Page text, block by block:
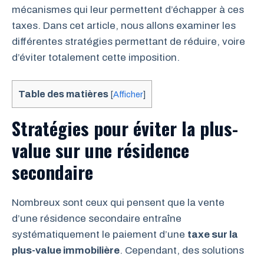
mécanismes qui leur permettent d’échapper à ces
taxes. Dans cet article, nous allons examiner les
différentes stratégies permettant de réduire, voire
d’éviter totalement cette imposition.
Table des matières [Afficher]
Stratégies pour éviter la plus-
value sur une résidence
secondaire
Nombreux sont ceux qui pensent que la vente
d’une résidence secondaire entraîne
systématiquement le paiement d’une taxe sur la
plus-value immobilière. Cependant, des solutions